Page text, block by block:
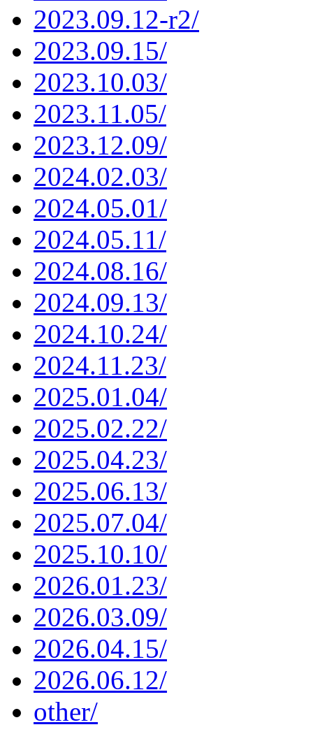
2023.09.12-r2/
2023.09.15/
2023.10.03/
2023.11.05/
2023.12.09/
2024.02.03/
2024.05.01/
2024.05.11/
2024.08.16/
2024.09.13/
2024.10.24/
2024.11.23/
2025.01.04/
2025.02.22/
2025.04.23/
2025.06.13/
2025.07.04/
2025.10.10/
2026.01.23/
2026.03.09/
2026.04.15/
2026.06.12/
other/